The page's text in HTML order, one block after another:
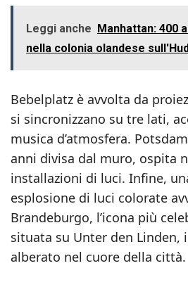
Leggi anche Manhattan: 400
nella colonia olandese
Bebelplatz è avvolta da
si sincronizzano su tre lati,
musica d’atmosfera.
anni divisa dal muro, ospita
installazioni di luci. Infine,
esplosione di luci colorate
Brandeburgo, l’icona più
situata su Unter den Linden,
alberato nel cuore della città.